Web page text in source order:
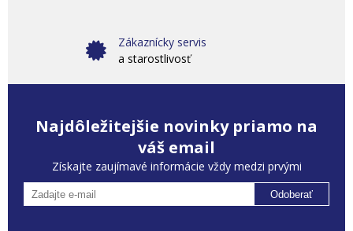
Zákaznícky servis
a starostlivosť
Najdôležitejšie novinky priamo na
váš email
Získajte zaujímavé informácie vždy medzi prvými
Odoberať